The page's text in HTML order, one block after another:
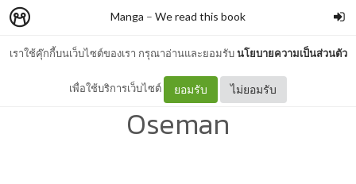
เราใช้คุ๊กกี้บนเว็บไซต์ของเรา กรุณาอ่านและยอมรับนโยบายความเป็นส่วนตัว
เพื่อใช้บริการเว็บไซต์ ยอมรับ ไม่ยอมรับ
Manga – We read this book
Heartstopper - Alice
Oseman